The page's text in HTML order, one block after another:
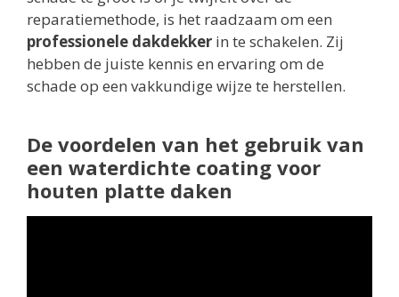
reparatiemethode, is het raadzaam om een
professionele dakdekker in te schakelen. Zij
hebben de juiste kennis en ervaring om de
schade op een vakkundige wijze te herstellen.
De voordelen van het gebruik van
een waterdichte coating voor
houten platte daken